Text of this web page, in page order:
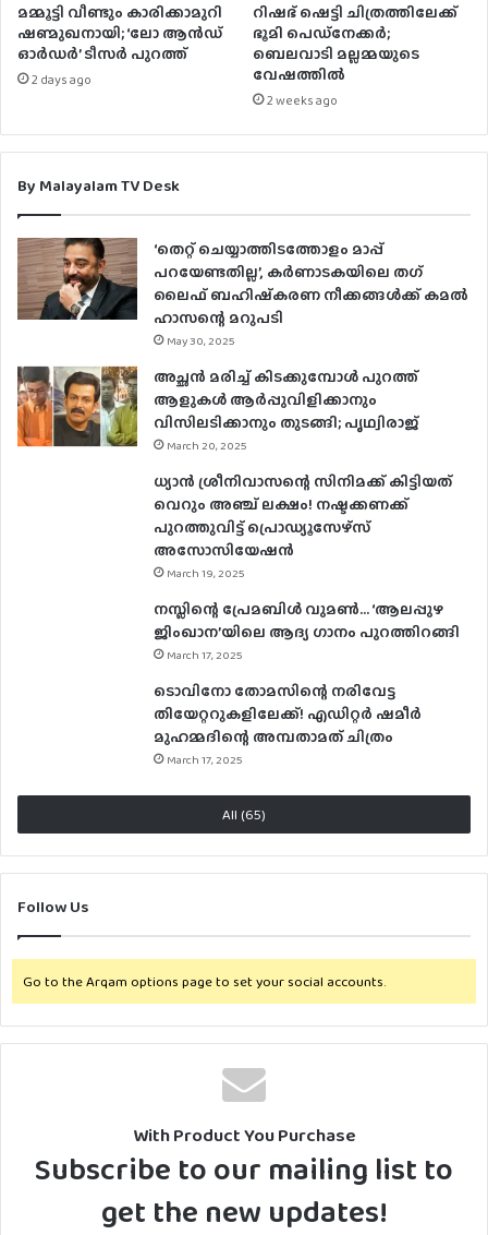
മമ്മൂട്ടി വീണ്ടും കാരിക്കാമുറി
ഷണ്മുഖനായി; ‘ലോ ആൻഡ്
ഓർഡർ’ ടീസർ പുറത്ത്
2 days ago
റിഷഭ് ഷെട്ടി ചിത്രത്തിലേക്ക്
ഭൂമി പെഡ്‌നേക്കർ;
ബെലവാടി മല്ലമ്മയുടെ
വേഷത്തിൽ
2 weeks ago
By Malayalam TV Desk
‘തെറ്റ് ചെയ്യാത്തിടത്തോളം മാപ്പ്
പറയേണ്ടതില്ല’, കര്‍ണാടകയിലെ തഗ്
ലൈഫ് ബഹിഷ്‌കരണ നീക്കങ്ങള്‍ക്ക് കമല്‍
ഹാസന്റെ മറുപടി
May 30, 2025
അച്ഛൻ മരിച്ച് കിടക്കുമ്പോള്‍ പുറത്ത്
ആളുകള്‍ ആര്‍പ്പുവിളിക്കാനും
വിസിലടിക്കാനും തുടങ്ങി; പൃഥ്വിരാജ്
March 20, 2025
ധ്യാൻ ശ്രീനിവാസന്റെ സിനിമക്ക് കിട്ടിയത്
വെറും അഞ്ച് ലക്ഷം! നഷ്ടക്കണക്ക്
പുറത്തുവിട്ട് പ്രൊഡ്യൂസേഴ്‌സ്
അസോസിയേഷൻ
March 19, 2025
നസ്ലിന്റെ പ്രേമബിൾ വുമൺ… ‘ആലപ്പുഴ
ജിംഖാന’യിലെ ആദ്യ ഗാനം പുറത്തിറങ്ങി
March 17, 2025
ടൊവിനോ തോമസിന്റെ നരിവേട്ട
തിയേറ്ററുകളിലേക്ക്! എഡിറ്റർ ഷമീർ
മുഹമ്മദിന്റെ അമ്പതാമത് ചിത്രം
March 17, 2025
All (65)
Follow Us
Go to the Arqam options page to set your social accounts.
With Product You Purchase
Subscribe to our mailing list to
get the new updates!